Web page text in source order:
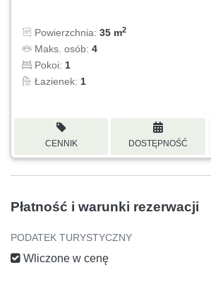
Powierzchnia: 35 m2
Maks. osób: 4
Pokoi: 1
Łazienek: 1
CENNIK DOSTĘPNOŚĆ
Płatność i warunki rezerwacji
PODATEK TURYSTYCZNY
Wliczone w cenę